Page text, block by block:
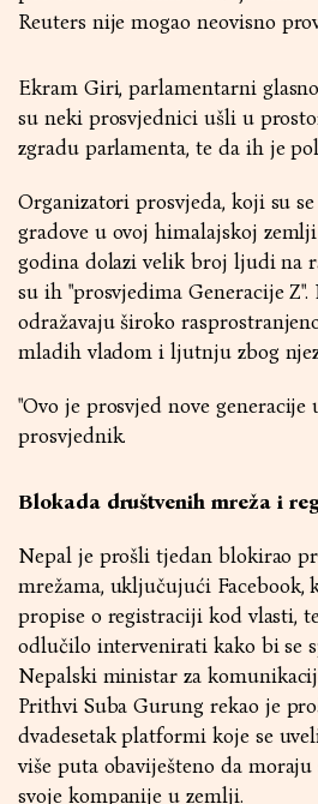
Reuters nije mogao neovisno
Ekram Giri, parlamentarni
su neki prosvjednici ušli u
zgradu parlamenta, te da ih je
Organizatori prosvjeda, koji su
gradove u ovoj himalajskoj
godina dolazi velik broj ljudi na
su ih "prosvjedima Generacije
odražavaju široko
mladih vladom i ljutnju zbog
"Ovo je prosvjed nove generacije
prosvjednik.
Blokada društvenih mreža i
Nepal je prošli tjedan blokirao
mrežama, uključujući Facebook,
propise o registraciji kod vlasti,
odlučilo intervenirati kako bi se
Nepalski ministar za
Prithvi Suba Gurung rekao je
dvadesetak platformi koje se
više puta obaviješteno da
svoje kompanije u zemlji.